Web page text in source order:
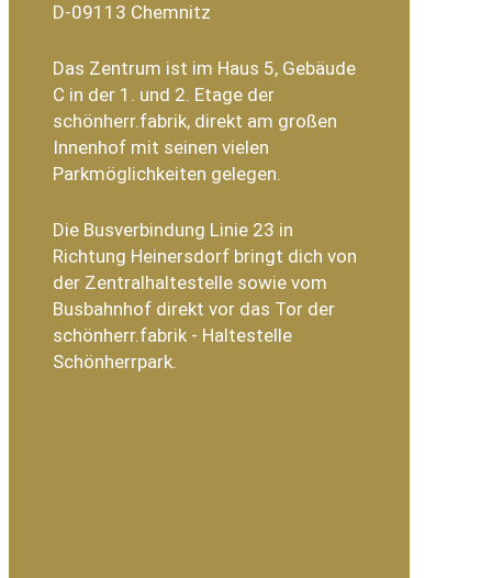
D-09113 Chemnitz
Das Zentrum ist im Haus 5, Gebäude
C in der 1. und 2. Etage der
schönherr.fabrik, direkt am großen
Innenhof mit seinen vielen
Parkmöglichkeiten gelegen.
Die Busverbindung Linie 23 in
Richtung Heinersdorf bringt dich von
der Zentralhaltestelle sowie vom
Busbahnhof direkt vor das Tor der
schönherr.fabrik - Haltestelle
Schönherrpark.